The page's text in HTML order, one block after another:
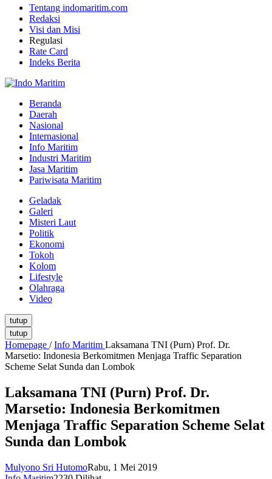
Tentang indomaritim.com
Redaksi
Visi dan Misi
Regulasi
Rate Card
Indeks Berita
Beranda
Daerah
Nasional
Internasional
Info Maritim
Industri Maritim
Jasa Maritim
Pariwisata Maritim
Geladak
Galeri
Misteri Laut
Politik
Ekonomi
Tokoh
Kolom
Lifestyle
Olahraga
Video
tutup
tutup
Homepage / Info Maritim Laksamana TNI (Purn) Prof. Dr.
Marsetio: Indonesia Berkomitmen Menjaga Traffic Separation
Scheme Selat Sunda dan Lombok
Laksamana TNI (Purn) Prof. Dr.
Marsetio: Indonesia Berkomitmen
Menjaga Traffic Separation Scheme Selat
Sunda dan Lombok
Mulyono Sri HutomoRabu, 1 Mei 2019